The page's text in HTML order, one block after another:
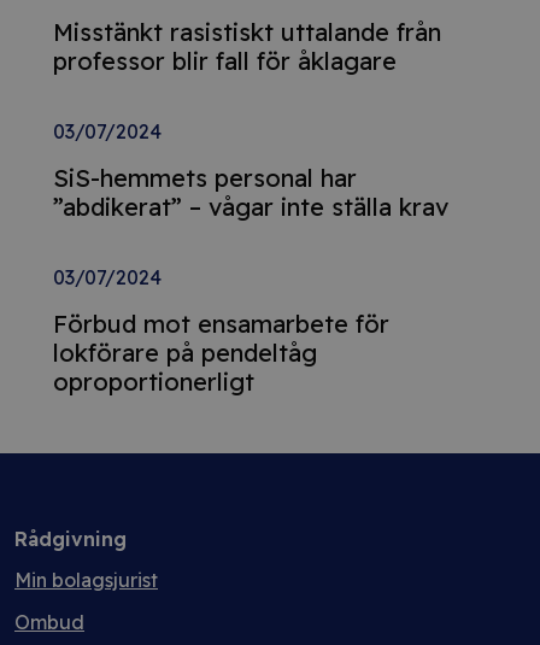
Misstänkt rasistiskt uttalande från
professor blir fall för åklagare
03/07/2024
SiS-hemmets personal har
”abdikerat” – vågar inte ställa krav
03/07/2024
Förbud mot ensamarbete för
lokförare på pendeltåg
oproportionerligt
Rådgivning
Min bolagsjurist
Ombud